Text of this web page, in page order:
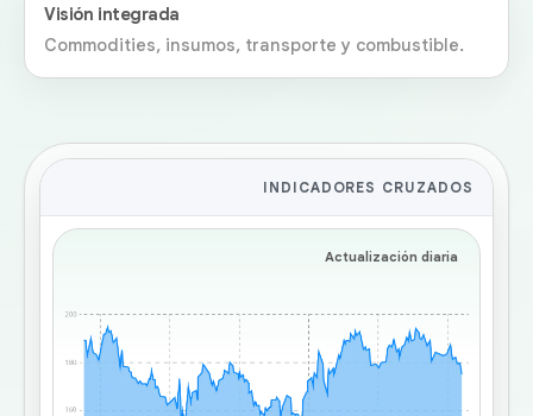
Visión integrada
Commodities, insumos, transporte y combustible.
INDICADORES CRUZADOS
Actualización diaria